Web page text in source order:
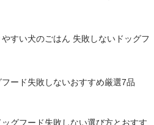
すい犬のごはん 失敗しないドッグフ
ード失敗しないおすすめ厳選7品
グフード失敗しない選び方とおすす